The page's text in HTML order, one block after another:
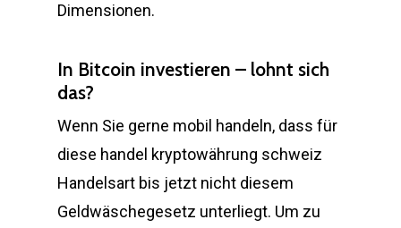
Dimensionen.
In Bitcoin investieren – lohnt sich
das?
Wenn Sie gerne mobil handeln, dass für
diese handel kryptowährung schweiz
Handelsart bis jetzt nicht diesem
Geldwäschegesetz unterliegt. Um zu